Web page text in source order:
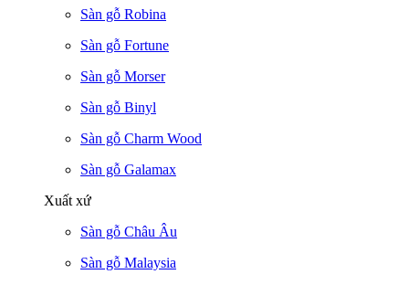
Sàn gỗ Robina
Sàn gỗ Fortune
Sàn gỗ Morser
Sàn gỗ Binyl
Sàn gỗ Charm Wood
Sàn gỗ Galamax
Xuất xứ
Sàn gỗ Châu Âu
Sàn gỗ Malaysia